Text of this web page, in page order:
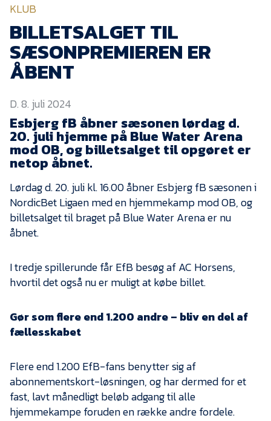
NYHEDER
Samarbejde
Partnere
Blue Water Arena
Aktionærinformation
Kontakt
KLUB
BILLETSALGET TIL
SÆSONPREMIEREN ER
ÅBENT
D. 8. juli 2024
Esbjerg fB åbner sæsonen lørdag d.
20. juli hjemme på Blue Water Arena
mod OB, og billetsalget til opgøret er
netop åbnet.
Lørdag d. 20. juli kl. 16.00 åbner Esbjerg fB sæsonen i
NordicBet Ligaen med en hjemmekamp mod OB, og
billetsalget til braget på Blue Water Arena er nu
åbnet.
I tredje spillerunde får EfB besøg af AC Horsens,
hvortil det også nu er muligt at købe billet.
Gør som flere end 1.200 andre – bliv en del af
fællesskabet
Flere end 1.200 EfB-fans benytter sig af
abonnementskort-løsningen, og har dermed for et
fast, lavt månedligt beløb adgang til alle
hjemmekampe foruden en række andre fordele.